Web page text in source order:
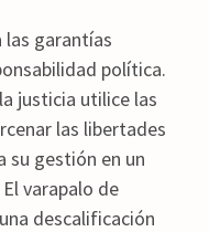
las garantías
política.
justicia utilice las
las libertades
su gestión en un
varapalo de
descalificación